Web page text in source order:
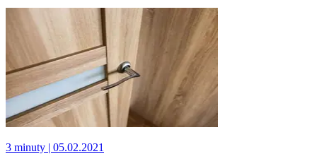
3 minuty | 05.02.2021